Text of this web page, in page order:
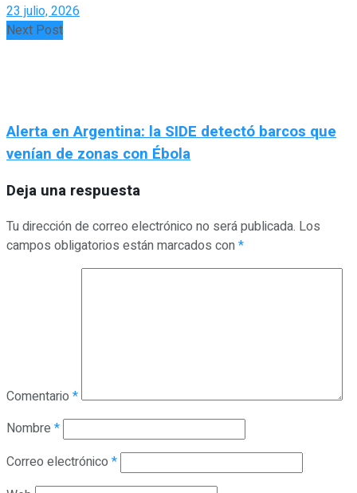
23 julio, 2026
Next Post
Alerta en Argentina: la SIDE detectó barcos que
venían de zonas con Ébola
Deja una respuesta
Tu dirección de correo electrónico no será publicada. Los
campos obligatorios están marcados con*
Comentario *
Nombre *
Correo electrónico *